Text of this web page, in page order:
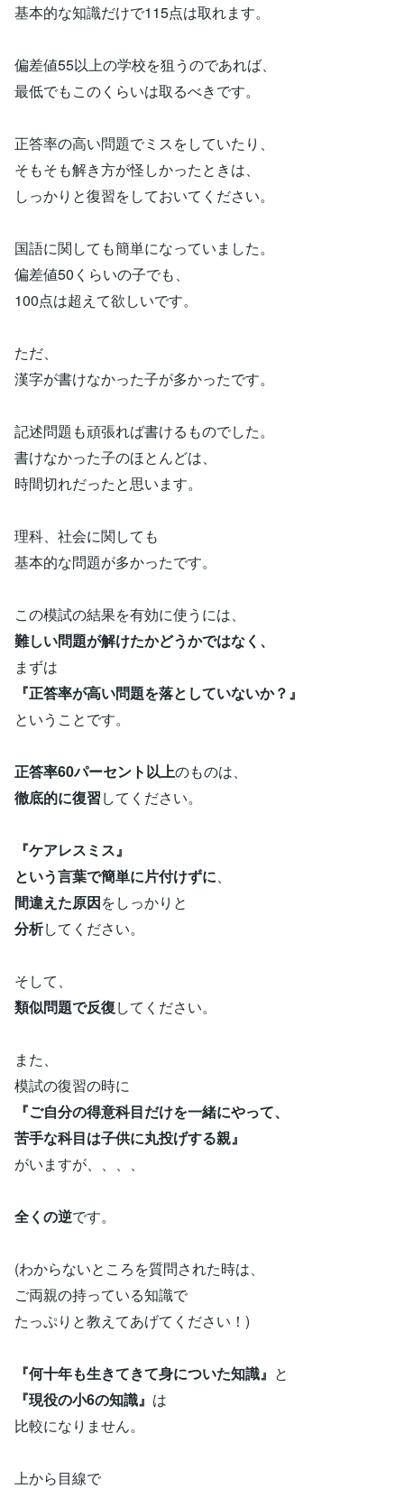
基本的な知識だけで115点は取れます。
偏差値55以上の学校を狙うのであれば、
最低でもこのくらいは取るべきです。
正答率の高い問題でミスをしていたり、
そもそも解き方が怪しかったときは、
しっかりと復習をしておいてください。
国語に関しても簡単になっていました。
偏差値50くらいの子でも、
100点は超えて欲しいです。
ただ、
漢字が書けなかった子が多かったです。
記述問題も頑張れば書けるものでした。
書けなかった子のほとんどは、
時間切れだったと思います。
理科、社会に関しても
基本的な問題が多かったです。
この模試の結果を有効に使うには、
難しい問題が解けたかどうかではなく、
まずは
『正答率が高い問題を落としていないか？』
ということです。
正答率60パーセント以上のものは、
徹底的に復習してください。
『ケアレスミス』
という言葉で簡単に片付けずに、
間違えた原因をしっかりと
分析してください。
そして、
類似問題で反復してください。
また、
模試の復習の時に
『ご自分の得意科目だけを一緒にやって、
苦手な科目は子供に丸投げする親』
がいますが、、、、
全くの逆です。
(わからないところを質問された時は、
ご両親の持っている知識で
たっぷりと教えてあげてください！)
『何十年も生きてきて身についた知識』 と
『現役の小6の知識』 は
比較になりません。
上から目線で